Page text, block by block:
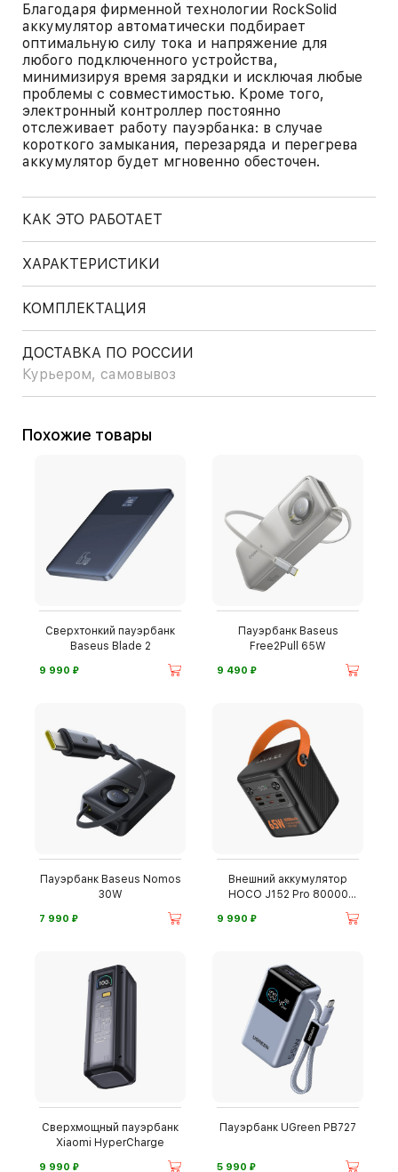
Благодаря фирменной технологии RockSolid
аккумулятор автоматически подбирает
оптимальную силу тока и напряжение для
любого подключенного устройства,
минимизируя время зарядки и исключая любые
проблемы с совместимостью. Кроме того,
электронный контроллер постоянно
отслеживает работу пауэрбанка: в случае
короткого замыкания, перезаряда и перегрева
аккумулятор будет мгновенно обесточен.
КАК ЭТО РАБОТАЕТ
ХАРАКТЕРИСТИКИ
КОМПЛЕКТАЦИЯ
ДОСТАВКА ПО РОССИИ
Курьером, самовывоз
Похожие товары
Сверхтонкий пауэрбанк
Baseus Blade 2
9 990 ⃏
Пауэрбанк Baseus
Free2Pull 65W
9 490 ⃏
Пауэрбанк Baseus Nomos
30W
7 990 ⃏
Внешний аккумулятор
HOCO J152 Pro 80000
9 990 ⃏
Сверхмощный пауэрбанк
Xiaomi HyperCharge
9 990 ⃏
Пауэрбанк UGreen PB727
5 990 ⃏